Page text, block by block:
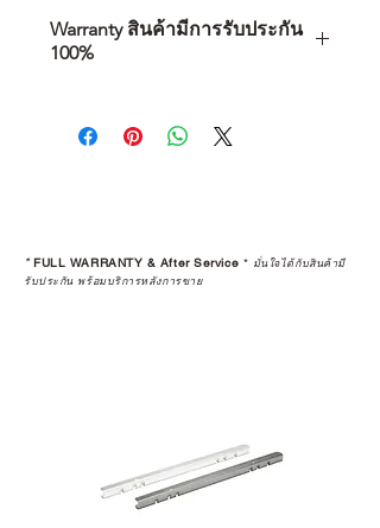
Warranty สินค้ามีการรับประกัน
100%
คุณตัดสินใจซื้อ แต่รวมไปถึง
“ประสบการณ์หลังการใช้งาน” ใน
STUDIO และร้านตัวแทนจำหน่ายที่
ได้รับการแต่งตั้งอย่างเป็นทางการ จะ
ก่อนตัดสินใจซื้อสินค้า เราอยาก
แนะนำให้คุณสอบถามทุกครั้งว่า ร้าน
*FULL WARRANTY & After Service * มั่นใจได้กับสินค้ามี
รับประกัน พร้อมบริการหลังการขาย